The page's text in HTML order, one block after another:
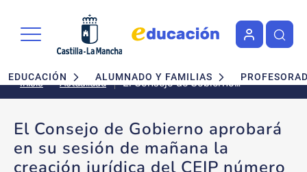
Navegación principal
EDUCACIÓN ALUMNADO Y FAMILIAS
Inicio Actualidad
El Consejo de Gobierno
aprobará en su sesión de
CEIP número 34 de la ciudad de
Albacete
El Consejo de Gobierno aprobará
en su sesión de mañana la
creación jurídica del CEIP número